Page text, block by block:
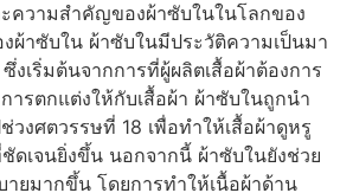
ความสำคัญของผ้าซับในในโลกของ
ผ้าซับใน ผ้าซับในมีประวัติความเป็นมา
เริ่มต้นจากการที่ผู้ผลิตเสื้อผ้าต้องการ
ารตกแต่งให้กับเสื้อผ้า ผ้าซับในถูกนำ
วงศตวรรษที่ 18 เพื่อทำให้เสื้อผ้าดูหรู
ดเจนยิ่งขึ้น นอกจากนี้ ผ้าซับในยังช่วย
ายมากขึ้น โดยการทำให้เนื้อผ้าด้าน